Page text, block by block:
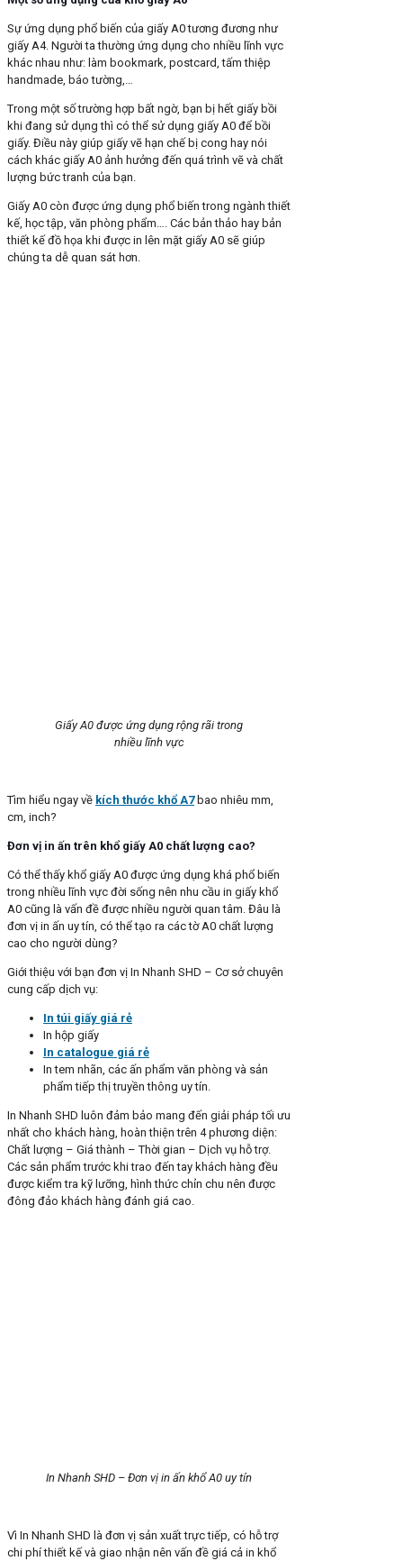
Sự ứng dụng phổ biến của giấy A0 tương đương như
giấy A4. Người ta thường ứng dụng cho nhiều lĩnh vực
khác nhau như: làm bookmark, postcard, tấm thiệp
handmade, báo tường,…
Trong một số trường hợp bất ngờ, bạn bị hết giấy bồi
khi đang sử dụng thì có thể sử dụng giấy A0 để bồi
giấy. Điều này giúp giấy vẽ hạn chế bị cong hay nói
cách khác giấy A0 ảnh hưởng đến quá trình vẽ và chất
lượng bức tranh của bạn.
Giấy A0 còn được ứng dụng phổ biến trong ngành thiết
kế, học tập, văn phòng phẩm…. Các bản thảo hay bản
thiết kế đồ họa khi được in lên mặt giấy A0 sẽ giúp
chúng ta dễ quan sát hơn.
Giấy A0 được ứng dụng rộng rãi trong
nhiều lĩnh vực
Tìm hiểu ngay về kích thước khổ A7bao nhiêu mm,
cm, inch?
Đơn vị in ấn trên khổ giấy A0 chất lượng cao?
Có thể thấy khổ giấy A0 được ứng dụng khá phổ biến
trong nhiều lĩnh vực đời sống nên nhu cầu in giấy khổ
A0 cũng là vấn đề được nhiều người quan tâm. Đâu là
đơn vị in ấn uy tín, có thể tạo ra các tờ A0 chất lượng
cao cho người dùng?
Giới thiệu với bạn đơn vị In Nhanh SHD – Cơ sở chuyên
cung cấp dịch vụ:
In túi giấy giá rẻ
In hộp giấy
In catalogue giá rẻ
In tem nhãn, các ấn phẩm văn phòng và sản
phẩm tiếp thị truyền thông uy tín.
In Nhanh SHD luôn đảm bảo mang đến giải pháp tối ưu
nhất cho khách hàng, hoàn thiện trên 4 phương diện:
Chất lượng – Giá thành – Thời gian – Dịch vụ hỗ trợ.
Các sản phẩm trước khi trao đến tay khách hàng đều
được kiểm tra kỹ lưỡng, hình thức chỉn chu nên được
đông đảo khách hàng đánh giá cao.
In Nhanh SHD – Đơn vị in ấn khổ A0 uy tín
Vì In Nhanh SHD là đơn vị sản xuất trực tiếp, có hỗ trợ
chi phí thiết kế và giao nhận nên vấn đề giá cả in khổ